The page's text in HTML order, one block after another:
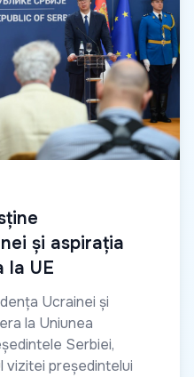
și aspirația
la UE
Ucrainei și
la Uniunea
Serbiei,
vizitei președintelui